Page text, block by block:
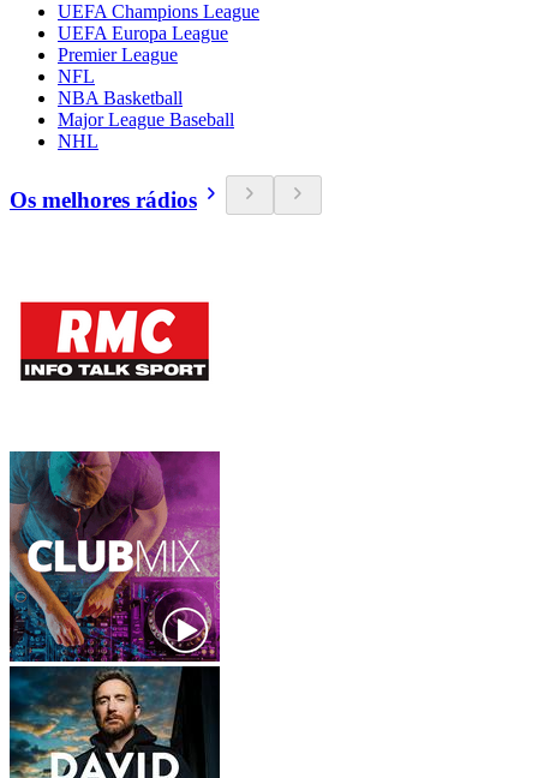
UEFA Champions League
UEFA Europa League
Premier League
NFL
NBA Basketball
Major League Baseball
NHL
Os melhores rádios